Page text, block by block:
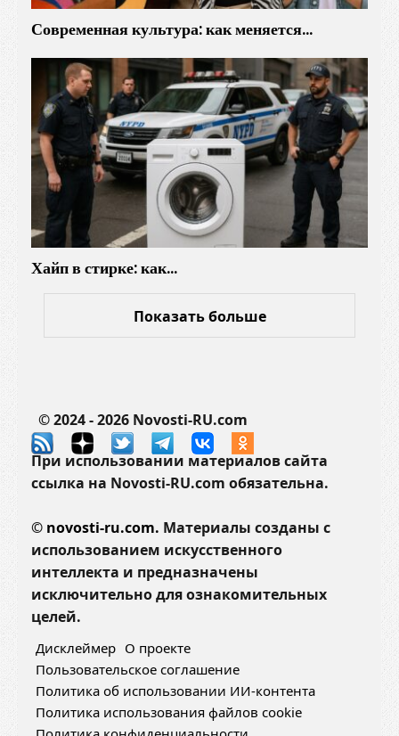
Современная культура: как меняется…
Хайп в стирке: как…
Показать больше
© 2024 - 2026 Novosti-RU.com
При использовании материалов сайта
ссылка на Novosti-RU.com обязательна.
© novosti-ru.com. Материалы созданы с
использованием искусственного
интеллекта и предназначены
исключительно для ознакомительных
целей.
Дисклеймер О проекте
Пользовательское соглашение
Политика об использовании ИИ-контента
Политика использования файлов cookie